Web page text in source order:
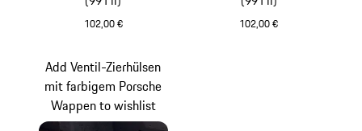
102,00 € 102,00 €
Add Ventil-Zierhülsen
mit farbigem Porsche
Wappen to wishlist